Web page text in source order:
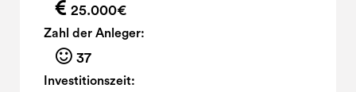
25.000€
Zahl der Anleger:
37
Investitionszeit: